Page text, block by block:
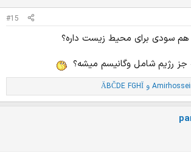
#15
سودی برای محیط زیست داره؟
رژیم شامل وگانیسم میشه؟
و ÄBČDE FGHÏ